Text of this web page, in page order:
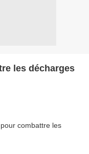
les décharges